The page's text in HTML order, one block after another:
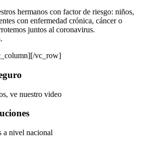
hermanos con factor de riesgo: niños,
con enfermedad crónica, cáncer o
juntos al coronavirus.
vc_row]
ve nuestro video
a nivel nacional